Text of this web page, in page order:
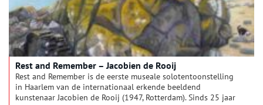
Rest and Remember – Jacobien de Rooij
Rest and Remember is de eerste museale solotentoonstelling
in Haarlem van de internationaal erkende beeldend
kunstenaar Jacobien de Rooij (1947, Rotterdam). Sinds 25 jaar